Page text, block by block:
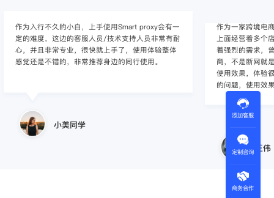
作为入行不久的小白，上手使用Smart proxy会有一
定的难度，这边的客服人员/技术支持人员非常有耐
心，并且非常专业，很快就上手了，使用体验整体
感觉还是不错的，非常推荐身边的同行使用。
小美同学
作为一家跨境电
上面经营着多个
着强烈的需求，
商，不是断网就
使用效果，体验
的问题，使用效
王伟
添加客服
定制咨询
商务合作